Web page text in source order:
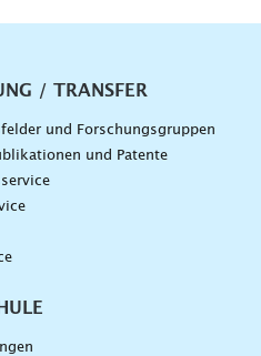
/ TRANSFER
und Forschungsgruppen
und Patente